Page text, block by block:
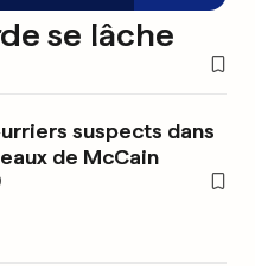
se lâche
suspects dans
les bureaux de McCain